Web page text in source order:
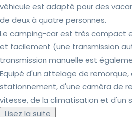
véhicule est adapté pour des
de deux à quatre personnes.
Le camping-car est très compact
et facilement (une transmission
transmission manuelle est
Equipé d'un attelage de remorque,
stationnement, d'une caméra de
vitesse, de la climatisation et d'un
Lisez la suite